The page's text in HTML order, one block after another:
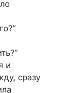
и
сразу